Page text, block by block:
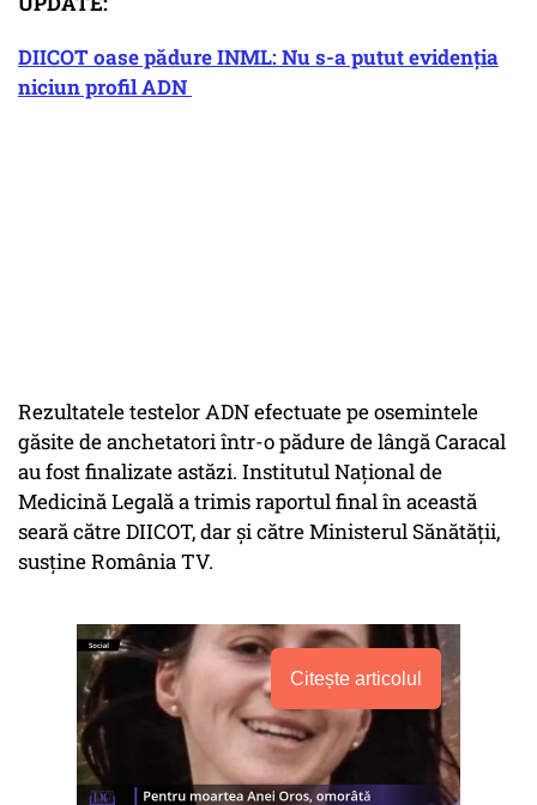
DIICOT oase pădure INML: Nu s-a putut evidenţia
niciun profil ADN
Rezultatele testelor ADN efectuate pe osemintele
găsite de anchetatori într-o pădure de lângă Caracal
au fost finalizate astăzi. Institutul Național de
Medicină Legală a trimis raportul final în această
seară către DIICOT, dar și către Ministerul Sănătății,
susține România TV.
Citește articolul